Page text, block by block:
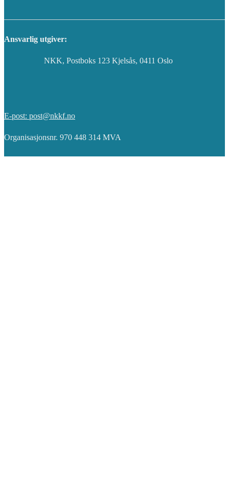
Ansvarlig utgiver:
NKK, Postboks 123 Kjelsås, 0411 Oslo
E-post: post@nkkf.no
Organisasjonsnr. 970 448 314 MVA